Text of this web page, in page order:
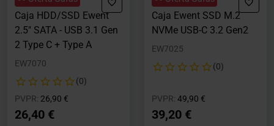
Caja HDD/SSD Ewent
2.5" SATA - USB 3.1 Gen
2 Type C + Type A
EW7070
(0)
PVPR: Precio rebajado desde
26,90 €
26,40 €
Caja Ewent SSD M.2
NVMe USB-C 3.2 Gen2
EW7025
(0)
PVPR: Precio rebajado desde
49,90 €
39,20 €